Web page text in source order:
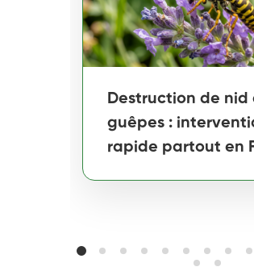
Destruction de nid
guêpes :
rapide partout en